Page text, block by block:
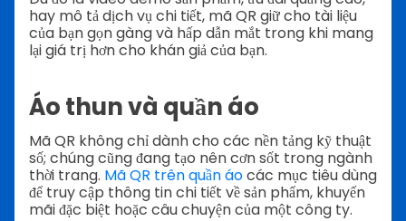
hay mô tả dịch vụ chi tiết, mã QR giữ cho tài liệu
của bạn gọn gàng và hấp dẫn mắt trong khi mang
lại giá trị hơn cho khán giả của bạn.
Áo thun và quần áo
Mã QR không chỉ dành cho các nền tảng kỹ thuật
số; chúng cũng đang tạo nên cơn sốt trong ngành
thời trang. Mã QR trên quần áocác mục tiêu dùng
để truy cập thông tin chi tiết về sản phẩm, khuyến
mãi đặc biệt hoặc câu chuyện của một công ty.